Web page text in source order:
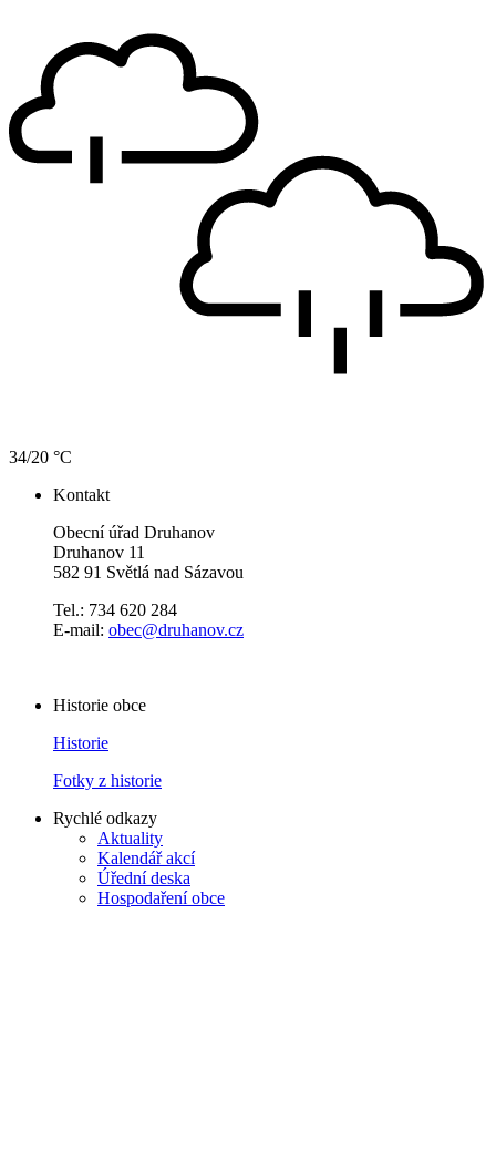
34/20 °C
Kontakt
Obecní úřad Druhanov
Druhanov 11
582 91 Světlá nad Sázavou
Tel.: 734 620 284
E-mail: obec@druhanov.cz
Historie obce
Historie
Fotky z historie
Rychlé odkazy
Aktuality
Kalendář akcí
Úřední deska
Hospodaření obce